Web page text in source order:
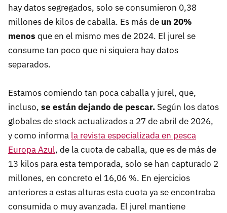
hay datos segregados, solo se consumieron 0,38
millones de kilos de caballa. Es más de un 20%
menos que en el mismo mes de 2024. El jurel se
consume tan poco que ni siquiera hay datos
separados.
Estamos comiendo tan poca caballa y jurel, que,
incluso, se están dejando de pescar. Según los datos
globales de stock actualizados a 27 de abril de 2026,
y como informa la revista especializada en pesca
Europa Azul, de la cuota de caballa, que es de más de
13 kilos para esta temporada, solo se han capturado 2
millones, en concreto el 16,06 %. En ejercicios
anteriores a estas alturas esta cuota ya se encontraba
consumida o muy avanzada. El jurel mantiene